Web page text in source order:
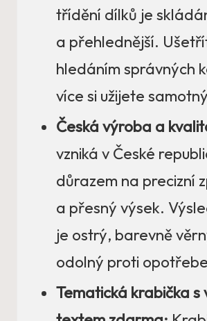
třídění dílků je
a přehlednější.
hledáním správných
více si užijete
Česká výroba a
vzniká v České
důrazem na precizní
a přesný výsek.
je ostrý, barevně
odolný proti
Tematická krabička s